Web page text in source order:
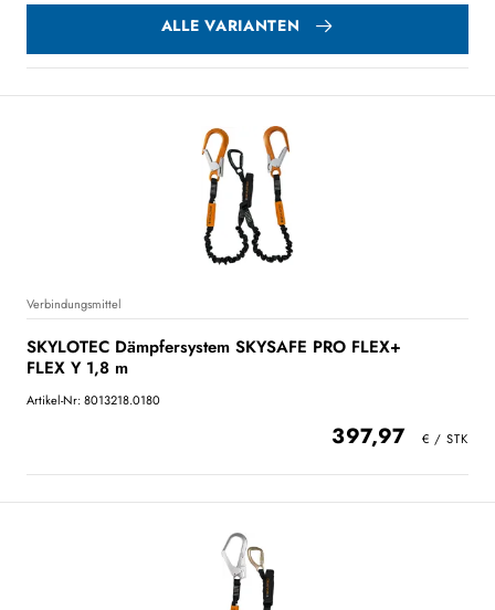
ALLE VARIANTEN
Verbindungsmittel
SKYLOTEC Dämpfersystem SKYSAFE PRO FLEX+
FLEX Y 1,8 m
Artikel-Nr: 8013218.0180
397,97